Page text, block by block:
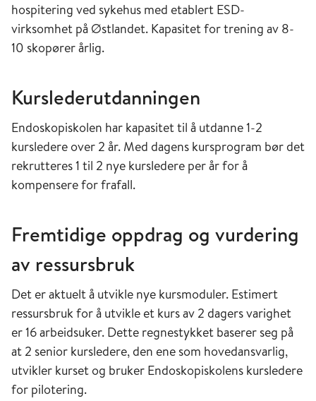
hospitering ved sykehus med etablert ESD-
virksomhet på Østlandet. Kapasitet for trening av 8-
10 skopører årlig.
Kurslederutdanningen
Endoskopiskolen har kapasitet til å utdanne 1-2
kursledere over 2 år. Med dagens kursprogram bør det
rekrutteres 1 til 2 nye kursledere per år for å
kompensere for frafall.
Fremtidige oppdrag og vurdering
av ressursbruk
Det er aktuelt å utvikle nye kursmoduler. Estimert
ressursbruk for å utvikle et kurs av 2 dagers varighet
er 16 arbeidsuker. Dette regnestykket baserer seg på
at 2 senior kursledere, den ene som hovedansvarlig,
utvikler kurset og bruker Endoskopiskolens kursledere
for pilotering.